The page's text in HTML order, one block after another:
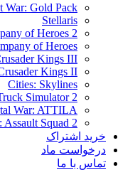
War: Gold Pack
Stellaris
of Heroes 2
of Heroes
Kings III
Kings II
Cities: Skylines
Simulator 2
War: ATTILA
Squad 2
خرید اشتراک
درخواست ماد
تماس با ما